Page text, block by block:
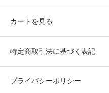
カートを見る
特定商取引法に基づく表記
プライバシーポリシー